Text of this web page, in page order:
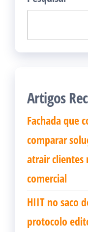
Artigos
Fachada que
comparar
atrair clientes
comercial
HIIT no saco
protocolo